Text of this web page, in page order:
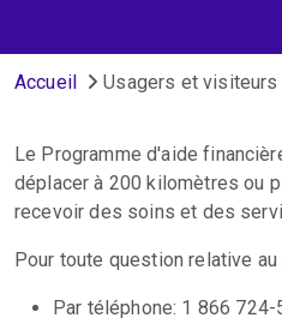
Fil d'Ariane
Accueil Usagers et visiteurs
Le Programme d'aide
déplacer à 200 kilomètres ou
recevoir des soins et des
Pour toute question relative
Par téléphone: 1 866